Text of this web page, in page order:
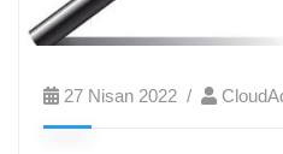
27 Nisan 2022